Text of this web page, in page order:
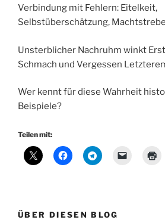
Verbindung mit Fehlern: Eitelkeit,
Selbstüberschätzung,
Unsterblicher Nachruhm winkt
Schmach und Vergessen
Wer kennt für diese Wahrheit
Beispiele?
Teilen mit:
ÜBER DIESEN BLOG